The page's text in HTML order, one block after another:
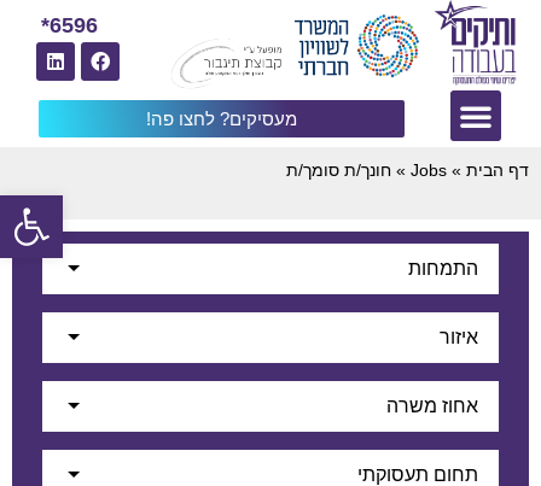
מעסיקים? לחצו פה!
6596*
דף הבית »
Jobs
» חונך/ת סומך/ת
התמחות
איזור
אחוז משרה
תחום תעסוקתי